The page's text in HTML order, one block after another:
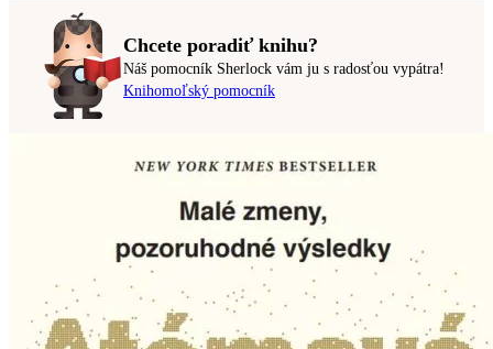
Chcete poradiť knihu?
Náš pomocník Sherlock vám ju s radosťou vypátra!
Knihomoľský pomocník